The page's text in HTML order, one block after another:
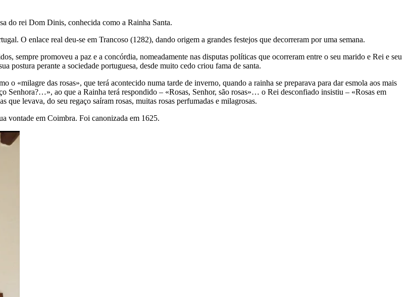
do rei Dom Dinis, conhecida como a Rainha Santa.
O enlace real deu-se em Trancoso (1282), dando origem a grandes festejos que decorreram por uma semana.
sempre promoveu a paz e a concórdia, nomeadamente nas disputas políticas que ocorreram entre o seu marido e Rei e seu
perante a sociedade portuguesa, desde muito cedo criou fama de santa.
o «milagre das rosas», que terá acontecido numa tarde de inverno, quando a rainha se preparava para dar esmola aos mais
Senhora?…», ao que a Rainha terá respondido – «Rosas, Senhor, são rosas»… o Rei desconfiado insistiu – «Rosas em
levava, do seu regaço saíram rosas, muitas rosas perfumadas e milagrosas.
vontade em Coimbra. Foi canonizada em 1625.